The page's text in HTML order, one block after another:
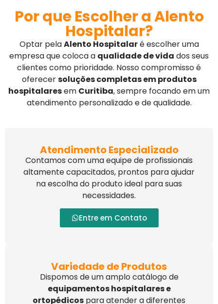
Por que Escolher a Alento
Hospitalar?
Optar pelaAlento Hospitalaré escolher uma
empresa que coloca a qualidade de vida dos seus
clientes como prioridade. Nosso compromisso é
oferecersoluções completas em produtos
hospitalaresem Curitiba, sempre focando em um
atendimento personalizado e de qualidade.
Atendimento Especializado
Contamos com uma equipe de profissionais
altamente capacitados, prontos para ajudar
na escolha do produto ideal para suas
necessidades.
Entre em Contato
Variedade de Produtos
Dispomos de um amplo catálogo de
equipamentos hospitalares e
ortopédicos para atender a diferentes